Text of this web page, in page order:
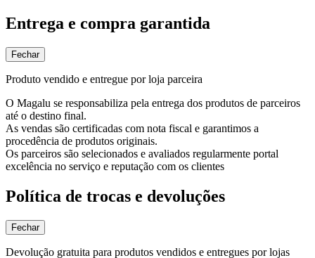
Entrega e compra garantida
Fechar
Produto vendido e entregue por loja parceira
O Magalu se responsabiliza pela entrega dos produtos de parceiros
até o destino final.
As vendas são certificadas com nota fiscal e garantimos a
procedência de produtos originais.
Os parceiros são selecionados e avaliados regularmente portal
excelência no serviço e reputação com os clientes
Política de trocas e devoluções
Fechar
Devolução gratuita para produtos vendidos e entregues por lojas